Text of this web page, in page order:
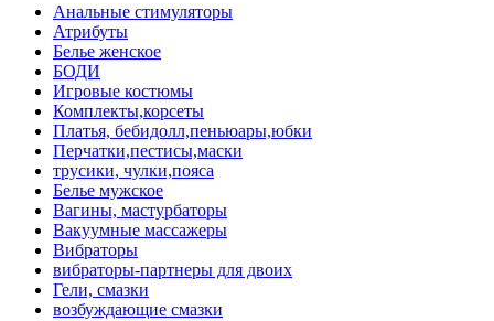
Анальные стимуляторы
Атрибуты
Белье женское
БОДИ
Игровые костюмы
Комплекты,корсеты
Платья, бебидолл,пеньюары,юбки
Перчатки,пестисы,маски
трусики, чулки,пояса
Белье мужское
Вагины, мастурбаторы
Вакуумные массажеры
Вибраторы
вибраторы-партнеры для двоих
Гели, смазки
возбуждающие смазки